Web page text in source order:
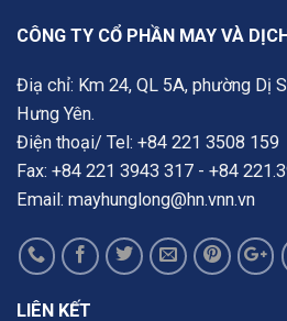
CÔNG TY CỔ PHẦN MAY VÀ
Điạ chỉ: Km 24, QL 5A, phường Dị
Hưng Yên.
Điện thoại/ Tel: +84 221 3508 159
Fax: +84 221 3943 317 - +84
Email: mayhunglong@hn.vnn.vn
LIÊN KẾT